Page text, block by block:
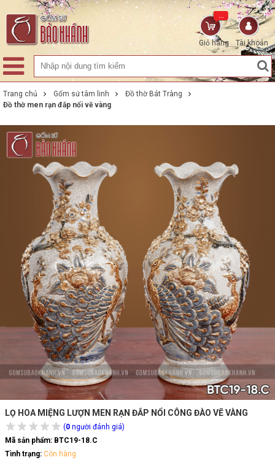
Tài khoản
Giỏ hàng
...
Trang chủ Gốm sứ tâm linh
Đồ thờ Bát Tràng
Đồ thờ men rạn đắp nổi vẽ vàng
LỌ HOA MIỆNG LƯỢN MEN RẠN ĐẮP NỔI CÔNG ĐÀO VẼ VÀNG
(0 người đánh giá)
Mã sản phẩm: BTC19-18.C
Tình trạng: Còn hàng